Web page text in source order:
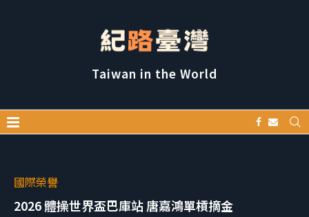
Taiwan in the World
國際榮譽
2026 體操世界盃巴庫站 唐嘉鴻單槓摘金